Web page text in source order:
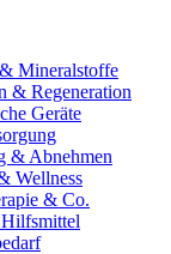
Mineralstoffe
& Regeneration
Geräte
& Abnehmen
Wellness
& Co.